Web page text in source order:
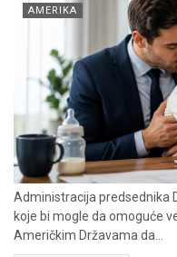
AMERIKA
Administracija predsednika
koje bi mogle da omoguće
Američkim Državama da...